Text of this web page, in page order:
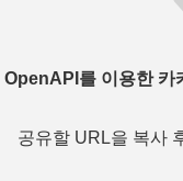
OpenAPI를 이용한 카
공유할 URL을 복사